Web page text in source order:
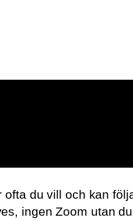
ofta du vill och kan
ingen Zoom utan du